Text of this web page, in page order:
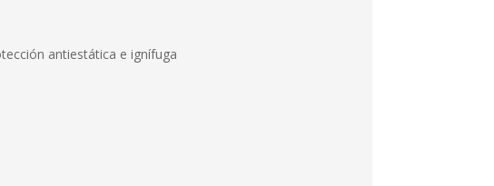
antiestática e ignífuga